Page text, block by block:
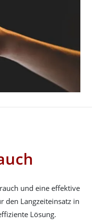
und eine effektive
den Langzeiteinsatz in
Lösung.